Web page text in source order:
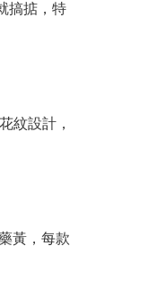
搞掂，特
紋設計，
黃，每款